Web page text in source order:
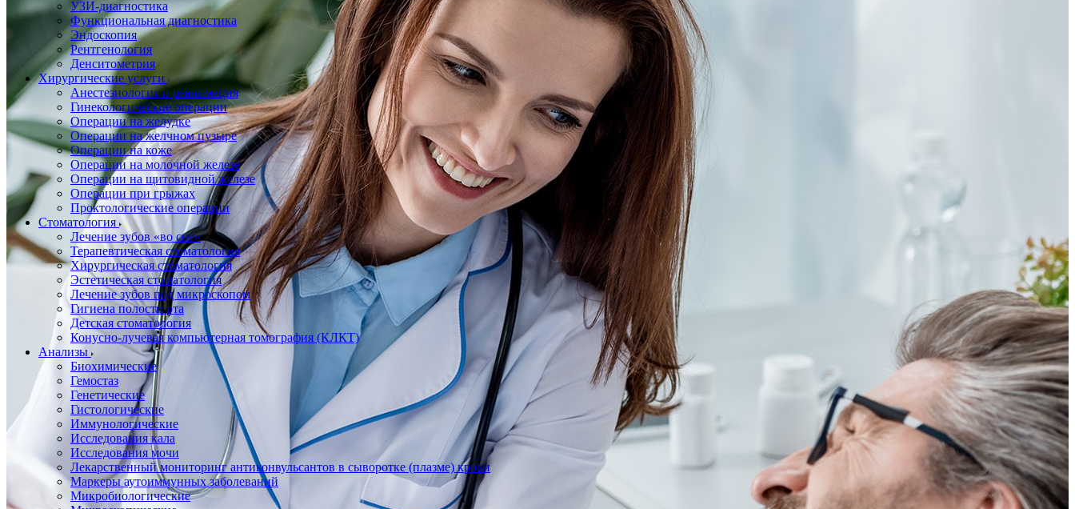
УЗИ-диагностика
Функциональная диагностика
Эндоскопия
Рентгенология
Денситометрия
Хирургические услуги
Анестезиология и реанимация
Гинекологические операции
Операции на желудке
Операции на желчном пузыре
Операции на коже
Операции на молочной железе
Операции на щитовидной железе
Операции при грыжах
Проктологические операции
Стоматология
Лечение зубов «во сне»
Терапевтическая стоматология
Хирургическая стоматология
Эстетическая стоматология
Лечение зубов под микроскопом
Гигиена полости рта
Детская стоматология
Конусно-лучевая компьютерная томография (КЛКТ)
Анализы
Биохимические
Гемостаз
Генетические
Гистологические
Иммунологические
Исследования кала
Исследования мочи
Лекарственный мониторинг антиконвульсантов в сыворотке (плазме) крови
Маркеры аутоиммунных заболеваний
Микробиологические